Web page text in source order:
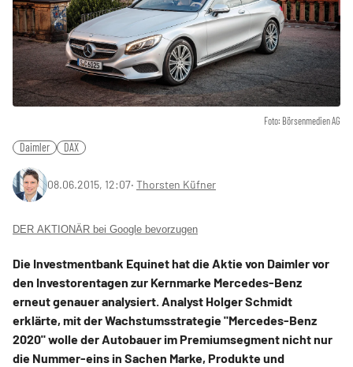
Foto: Börsenmedien AG
Daimler DAX
08.06.2015, 12:07‧ Thorsten Küfner
DER AKTIONÄR bei Google bevorzugen
Die Investmentbank Equinet hat die Aktie von Daimler vor
den Investorentagen zur Kernmarke Mercedes-Benz
erneut genauer analysiert. Analyst Holger Schmidt
erklärte, mit der Wachstumsstrategie "Mercedes-Benz
2020" wolle der Autobauer im Premiumsegment nicht nur
die Nummer-eins in Sachen Marke, Produkte und